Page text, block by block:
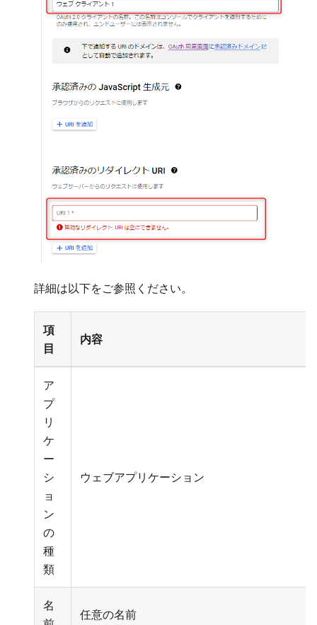
詳細は以下をご参照ください。
項
目
内容
ア
プ
リ
ケ
ー
シ
ョ
ン
の
種
類
ウェブアプリケーション
名
任意の名前